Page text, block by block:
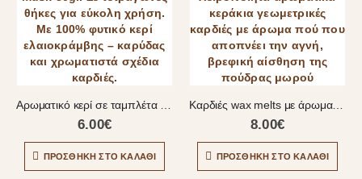
Αρωματικό κερί σε ταμπλέτα wax melt white musk 80gr
6.00€
ΠΡΟΣΘΉΚΗ ΣΤΟ ΚΑΛΆΘΙ
Καρδιές wax melts με άρωμα πούδρα
8.00€
ΠΡΟΣΘΉΚΗ ΣΤΟ ΚΑΛΆΘΙ